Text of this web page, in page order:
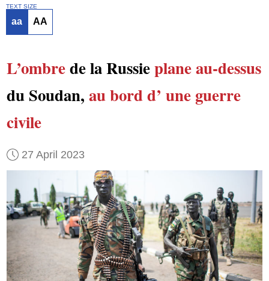
TEXT SIZE
aa AA
L’ombrede la Russieplane au-dessus
du Soudan, au bord d’ une guerre
civile
27 April 2023